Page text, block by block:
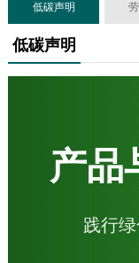
低碳声明
低碳声明
产品
践行